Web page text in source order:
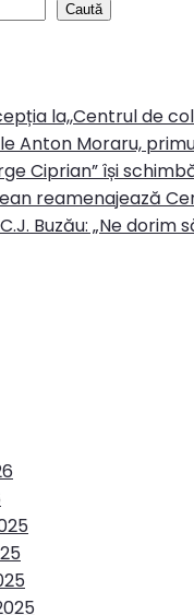
Caută
la,,Centrul de
Anton Moraru,
Ciprian” își
reamenajează
Buzău: „Ne